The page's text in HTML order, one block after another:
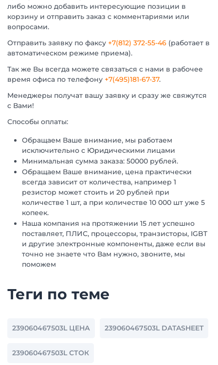
либо можно добавить интересующие позиции в
корзину и отправить заказ с комментариями или
вопросами.
Отправить заявку по факсу +7(812) 372-55-46 (работает в
автоматическом режиме приема).
Так же Вы всегда можете связаться с нами в рабочее
время офиса по телефону +7(495)181-67-37.
Менеджеры получат вашу заявку и сразу же свяжутся
с Вами!
Способы оплаты:
Обращаем Ваше внимание, мы работаем
исключительно с Юридическими лицами
Минимальная сумма заказа: 50000 рублей.
Обращаем Ваше внимание, цена практически
всегда зависит от количества, например 1
резистор может стоить и 20 рублей при
количестве 1 шт, а при количестве 10 000 шт уже 5
копеек.
Наша компания на протяжении 15 лет успешно
поставляет, ПЛИС, процессоры, транзисторы, IGBT
и другие электронные компоненты, даже если вы
точно не знаете что Вам нужно, звоните, мы
поможем
Теги по теме
239060467503L ЦЕНА 239060467503L DATASHEET
239060467503L СТОК